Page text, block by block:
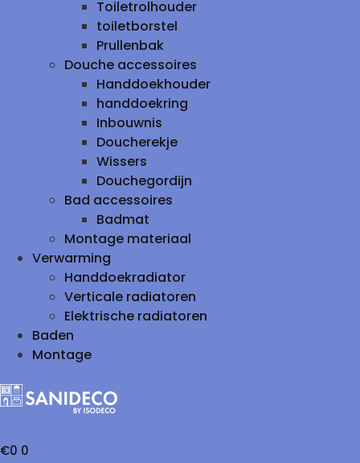
Toiletrolhouder
toiletborstel
Prullenbak
Douche accessoires
Handdoekhouder
handdoekring
Inbouwnis
Doucherekje
Wissers
Douchegordijn
Bad accessoires
Badmat
Montage materiaal
Verwarming
Handdoekradiator
Verticale radiatoren
Elektrische radiatoren
Baden
Montage
€0 0